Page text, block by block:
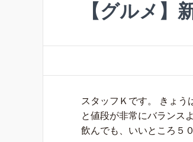
【グルメ】
スタッフＫです。 きょ
と値段が非常にバランス
飲んでも、いいところ５